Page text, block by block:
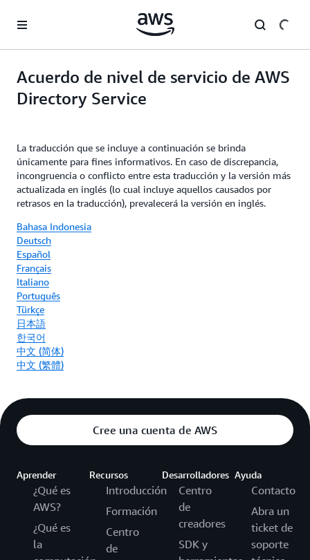
Acuerdo de nivel de servicio de AWS
Directory Service
La traducción que se incluye a continuación se brinda
únicamente para fines informativos. En caso de discrepancia,
incongruencia o conflicto entre esta traducción y la versión más
actualizada en inglés (lo cual incluye aquellos causados por
retrasos en la traducción), prevalecerá la versión en inglés.
Bahasa Indonesia
Deutsch
Español
Français
Italiano
Português
Türkçe
日本語
한국어
中文 (简体)
中文 (繁體)
Cree una cuenta de AWS
Aprender
¿Qué es
AWS?
¿Qué es
la
Recursos
Introducción
Formación
Centro
de
Desarrolladores
Centro
de
creadores
SDK y
Ayuda
Contacto
Abra un
ticket de
soporte